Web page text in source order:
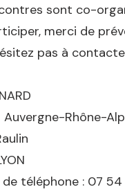
sont co-
merci de
pas à
Auvergne-Rhône-
de téléphone : 07